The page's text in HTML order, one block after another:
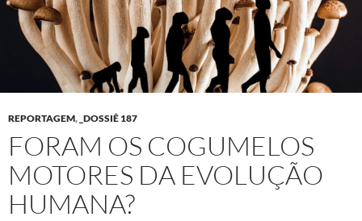
REPORTAGEM, _DOSSIÊ 187
FORAM OS COGUMELOS
MOTORES DA EVOLUÇÃO
HUMANA?